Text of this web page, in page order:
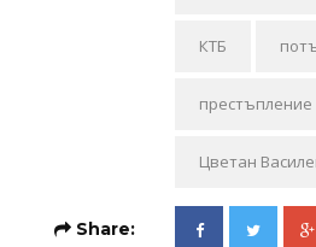
КТБ
престъпление
Цветан
Share: